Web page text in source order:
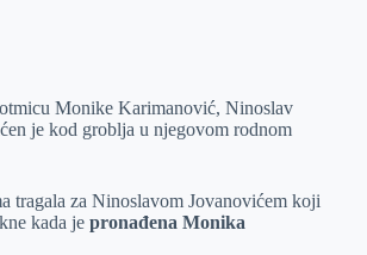
Monike Karimanović, Ninoslav
je kod groblja u njegovom rodnom
tragala za Ninoslavom Jovanovićem koji
kada je pronađena Monika